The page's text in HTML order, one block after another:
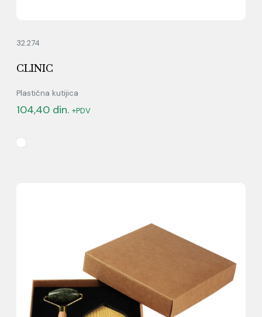
32.274
CLINIC
Plastična kutijica
104,40 din. +PDV